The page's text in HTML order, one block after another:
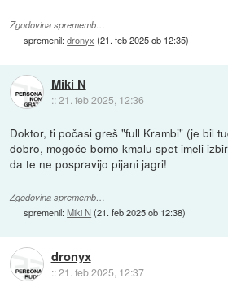
Zgodovina sprememb…
spremenil:dronyx (21. feb 2025 ob 12:35)
Miki N
::21. feb 2025, 12:36
Doktor, ti počasi greš "full Krambi" (je bil
dobro, mogoče bomo kmalu spet imeli
da te ne pospravijo pijani jagri!
Zgodovina sprememb…
spremenil:Miki N (21. feb 2025 ob 12:38)
dronyx
::21. feb 2025, 12:37